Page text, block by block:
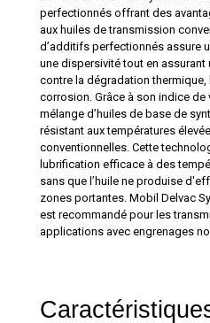
perfectionnés offrant des
aux huiles de transmission
d’additifs perfectionnés assure
une dispersivité tout en
contre la dégradation thermique,
corrosion. Grâce à son indice de
mélange d’huiles de base de
résistant aux températures
conventionnelles. Cette
lubrification efficace à des
sans que l’huile ne produise
zones portantes. Mobil Delvac
est recommandé pour les
applications avec engrenages